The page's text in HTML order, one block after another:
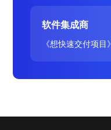
软件集成商
《想快速交付项目》